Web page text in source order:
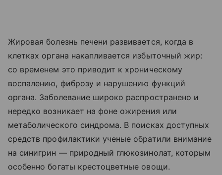
Жировая болезнь печени развивается, когда в
клетках органа накапливается избыточный жир:
со временем это приводит к хроническому
воспалению, фиброзу и нарушению функций
органа. Заболевание широко распространено и
нередко возникает на фоне ожирения или
метаболического синдрома. В поисках доступных
средств профилактики ученые обратили внимание
на синигрин — природный глюкозинолат, которым
особенно богаты крестоцветные овощи.